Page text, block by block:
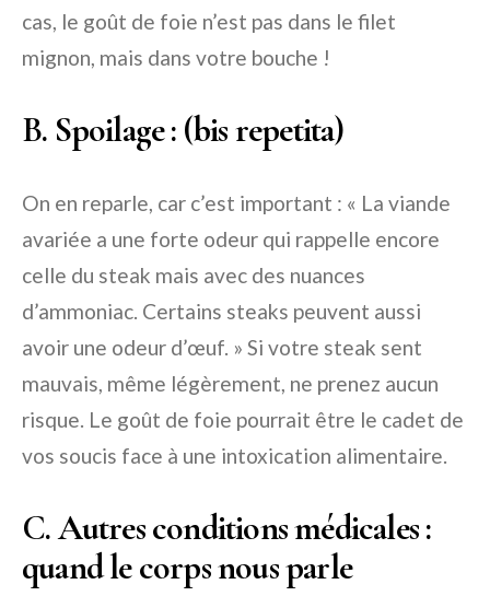
cas, le goût de foie n’est pas dans le filet
mignon, mais dans votre bouche !
B. Spoilage : (bis repetita)
On en reparle, car c’est important : « La viande
avariée a une forte odeur qui rappelle encore
celle du steak mais avec des nuances
d’ammoniac. Certains steaks peuvent aussi
avoir une odeur d’œuf. » Si votre steak sent
mauvais, même légèrement, ne prenez aucun
risque. Le goût de foie pourrait être le cadet de
vos soucis face à une intoxication alimentaire.
C. Autres conditions médicales :
quand le corps nous parle